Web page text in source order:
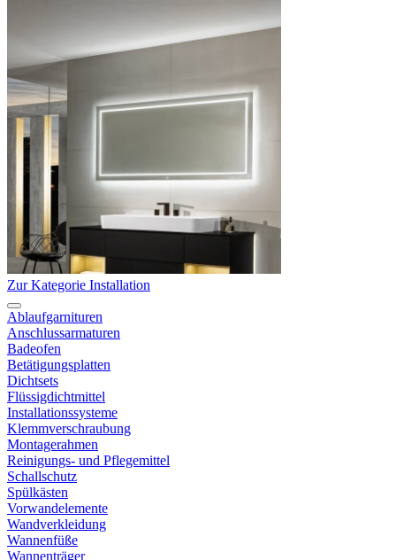
Zur Kategorie Installation
Ablaufgarnituren
Anschlussarmaturen
Badeofen
Betätigungsplatten
Dichtsets
Flüssigdichtmittel
Installationssysteme
Klemmverschraubung
Montagerahmen
Reinigungs- und Pflegemittel
Schallschutz
Spülkästen
Vorwandelemente
Wandverkleidung
Wannenfüße
Wannenträger